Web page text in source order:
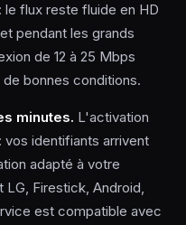
flux reste fluide en HD
pendant les grands
de 12 à 25 Mbps
bonnes conditions.
minutes. L'activation
vos identifiants arrivent
adapté à votre
Firestick, Android,
est compatible avec